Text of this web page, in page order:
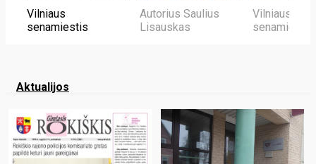
Vilniaus
senamiestis
Autorius Saulius
Lisauskas
Vilniaus
senamiestis
Aktualijos